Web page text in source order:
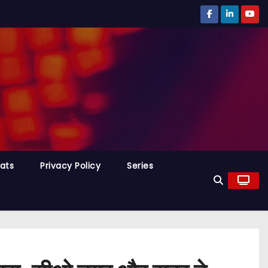
Privacy Policy Series